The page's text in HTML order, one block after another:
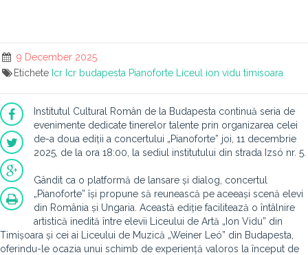
9 December 2025
Etichete Icr Icr budapesta Pianoforte Liceul ion vidu timisoara
Institutul Cultural Român de la Budapesta continuă seria de
evenimente dedicate tinerelor talente prin organizarea celei
de-a doua ediții a concertului „Pianoforte” joi, 11 decembrie
2025, de la ora 18:00, la sediul institutului din strada Izsó nr. 5.
Gândit ca o platformă de lansare și dialog, concertul
„Pianoforte” își propune să reunească pe aceeași scenă elevi
din România și Ungaria. Această ediție facilitează o întâlnire
artistică inedită între elevii Liceului de Artă „Ion Vidu” din
Timișoara și cei ai Liceului de Muzică „Weiner Leó” din Budapesta,
oferindu-le ocazia unui schimb de experiență valoros la început de